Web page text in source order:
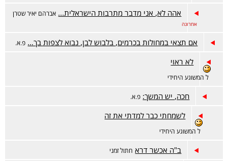
אהה לא, אני מדבר מתרבות הישראלית... אברהם יאיר שטרן
אחרונה
אם תצאי במחולות בכרמים, בלבוש לבן, נבוא לצפות בך… פ.א.
לא ראוי
ל המשוגע היחידי
חכה, יש המשך: פ.א.
לשמחתי כבר למדתי את זה
ל המשוגע היחידי
ב"ה אכשר דרא חתול זמני